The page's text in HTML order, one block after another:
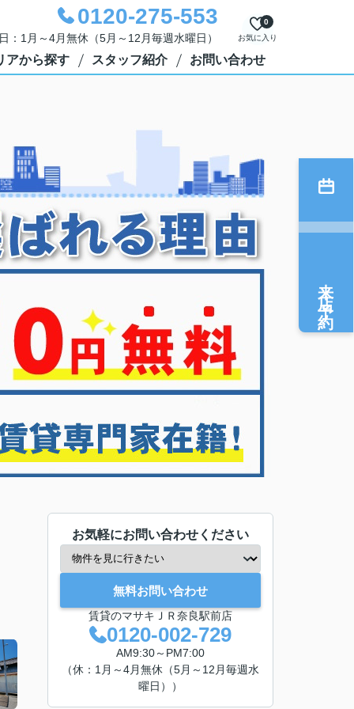
0120-275-553
1月～4月無休（5月～12月毎週水曜日） お気に入り
0
アから探す スタッフ紹介 お問い合わせ
お気軽にお問い合わせください
無料お問い合わせ
賃貸のマサキＪＲ奈良駅前店
0120-002-729
AM9:30～PM7:00
（休：1月～4月無休（5月～12月毎週水
曜日））
来店予約